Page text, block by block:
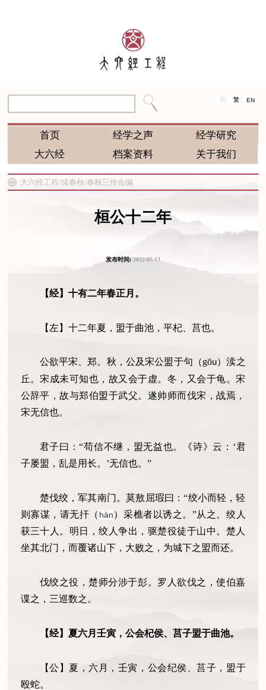
简 繁 EN
首页 经学之声
经学研究
大六经
档案资料 关于我们
大六经工程/续春秋/春秋三传合编
桓公十二年
发布时间:2022-05-13
【经】十有二年春正月。
【左】十二年夏，盟于曲池，平杞、莒也。
公欲平宋、郑。秋，公及宋公盟于句 （gōu）渎之
丘。宋成未可知也，故又会于虚。冬，又会于龟。宋
公辞平，故与郑伯盟于武父。遂帅师而伐宋，战焉，
宋无信也。
君子曰：“苟信不继，盟无益也。《诗》云 ： ‘君
子屡盟，乱是用长。 ’无信也。 ”
楚伐绞，军其南门。莫敖屈瑕曰：“绞小而轻，轻
则寡谋，请无扞 （ hàn） 采樵者以诱之。 ”从之。绞人
获三十人。明日，绞人争出，驱楚役徒于山中。楚人
坐其北门，而覆诸山下，大败之，为城下之盟而还。
伐绞之役，楚师分涉于彭。罗人欲伐之，使伯嘉
谍之，三巡数之。
【经】夏六月壬寅，公会杞侯、莒子盟于曲池。
【公】夏 ， 六月 ， 壬寅，公会纪侯、莒子，盟于
殴蛇。